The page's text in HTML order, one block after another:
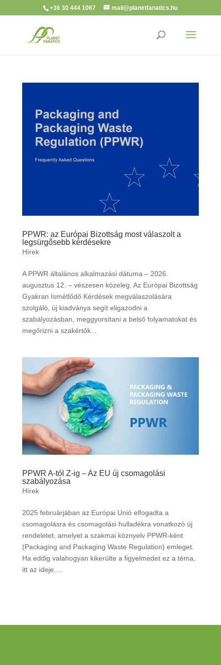
+36 30 444 1067 mail@planetfanatics.hu
PPWR: az Európai Bizottság most válaszolt a
legsürgősebb kérdésekre
Hírek
A PPWR általános alkalmazási dátuma – 2026.
augusztus 12. – vészesen közeleg. Az Európai Bizottság
Gyakran Ismétlődő Kérdések megválaszolására
szolgáló, új kiadványa segít eligazodni a
szabályozásban, meggyorsítani a belső folyamatokat és
megőrizni a szakértők...
PPWR A-tól Z-ig – Az EU új csomagolási
szabályozása
Hírek
2025 februárjában az Európai Unió elfogadta a
csomagolásra és csomagolási hulladékra vonatkozó új
rendeletet, amelyet a szakmai köznyelv PPWR-ként
(Packaging and Packaging Waste Regulation) emleget.
Ha eddig valahogyan kikerülte a figyelmedet ez a téma,
itt az ideje,...